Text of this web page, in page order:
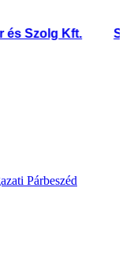
Szolg Kft.
Párbeszéd